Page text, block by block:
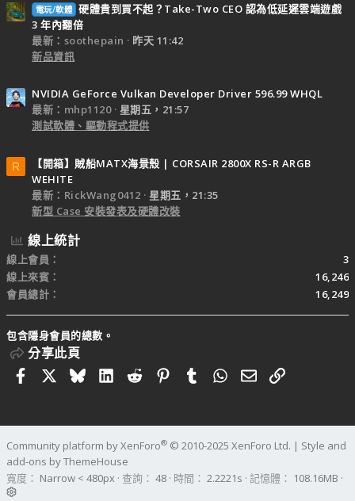
電玩/軟體 硬體貴到買不起？Take-Two CEO 認為低延遲雲端遊戲
3 年內翻倍
最新：soothepain
昨天 11:42
新品資訊
NVIDIA GeForce Vulkan Developer Driver 596.99 WHQL
最新：mhp1120
星期五，21:57
測試軟體、驅動程式提供
R
【開箱】賊船MATX海景殼 | CORSAIR 2800X RS-R ARGB
WEHITE
最新：RickWang0412
星期五，21:35
新型 Case 安裝發表及硬體改裝
線上統計
線上會員
3
線上來賓
16,246
會員總計
16,249
包含隱身會員的總數。
分享此頁
FacebookBlueskyLinkedIn
RedditPinterestTumblrWhatsApp
電子郵件
連結
Community platform by XenForo® © 2010-2025 XenForo Ltd. | Style and
add-ons by ThemeHouse
寬度
查詢 48 時間 2.2221s 記憶體 108.16MB